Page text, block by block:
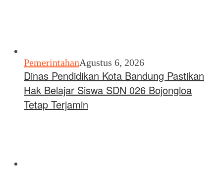
PemerintahanAgustus 6, 2026
Dinas Pendidikan Kota Bandung Pastikan
Hak Belajar Siswa SDN 026 Bojongloa
Tetap Terjamin